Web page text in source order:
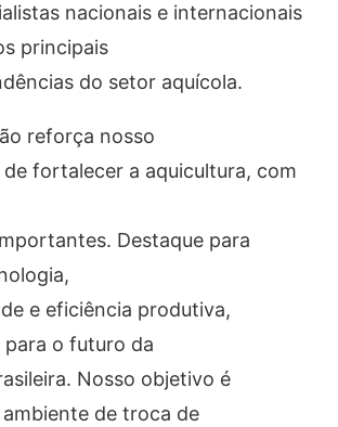
nacionais e internacionais
principais
do setor aquícola.
reforça nosso
fortalecer a aquicultura, com
Destaque para
e eficiência produtiva,
o futuro da
Nosso objetivo é
de troca de